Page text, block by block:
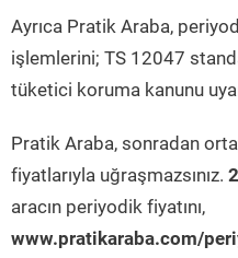
Ayrıca Pratik Araba,
işlemlerini; TS 12047
tüketici koruma kanunu
Pratik Araba, sonradan
fiyatlarıyla uğraşmazsınız.
aracın periyodik fiyatını,
www.pratikaraba.com/